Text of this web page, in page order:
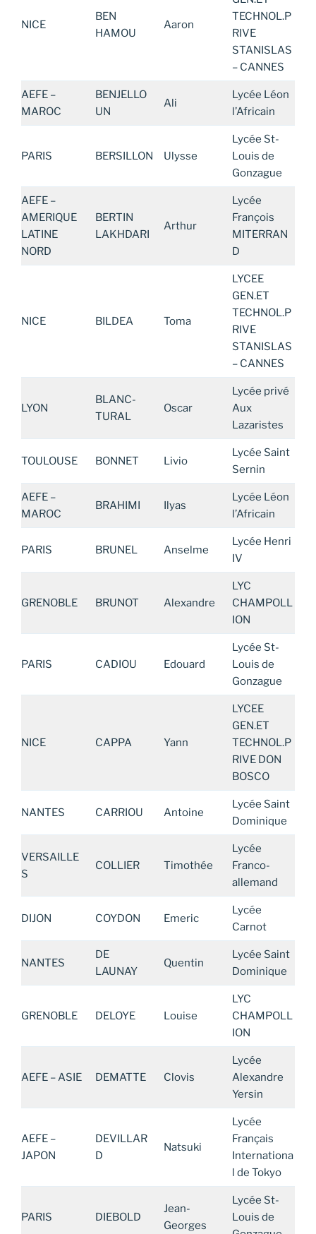
NICE
BEN
HAMOU
Aaron
TECHNOL.P
RIVE
STANISLAS
– CANNES
AEFE –
MAROC
BENJELLO
UN
Ali
Lycée Léon
l’Africain
PARIS BERSILLON Ulysse
Lycée St-
Louis de
Gonzague
AEFE –
AMERIQUE
LATINE
NORD
BERTIN
LAKHDARI
Arthur
Lycée
François
MITERRAN
D
NICE BILDEA Toma
LYCEE
GEN.ET
TECHNOL.P
RIVE
STANISLAS
– CANNES
LYON
BLANC-
TURAL
Oscar
Lycée privé
Aux
Lazaristes
TOULOUSE BONNET Livio
Lycée Saint
Sernin
AEFE –
MAROC
BRAHIMI Ilyas
Lycée Léon
l’Africain
PARIS BRUNEL Anselme
Lycée Henri
IV
GRENOBLE BRUNOT Alexandre
LYC
CHAMPOLL
ION
PARIS CADIOU Edouard
Lycée St-
Louis de
Gonzague
NICE CAPPA Yann
LYCEE
GEN.ET
TECHNOL.P
RIVE DON
BOSCO
NANTES CARRIOU Antoine
Lycée Saint
Dominique
VERSAILLE
S
COLLIER Timothée
Lycée
Franco-
allemand
DIJON COYDON Emeric
Lycée
Carnot
NANTES
DE
LAUNAY
Quentin
Lycée Saint
Dominique
GRENOBLE DELOYE Louise
LYC
CHAMPOLL
ION
AEFE – ASIE DEMATTE Clovis
Lycée
Alexandre
Yersin
AEFE –
JAPON
DEVILLAR
D
Natsuki
Lycée
Français
Internationa
l de Tokyo
PARIS DIEBOLD
Jean-
Georges
Lycée St-
Louis de